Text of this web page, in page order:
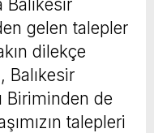
Balıkesir
gelen talepler
dilekçe
Biriminden de
talepleri